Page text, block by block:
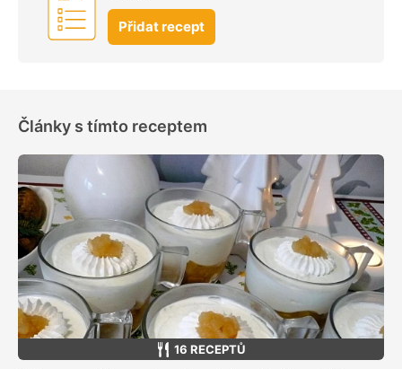
Přidat recept
Články s tímto receptem
16 RECEPTŮ